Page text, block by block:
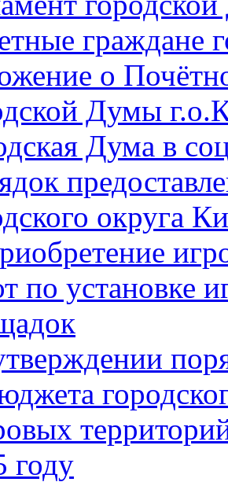
граждане
о
Думы
Дума в
округа
по установке
году